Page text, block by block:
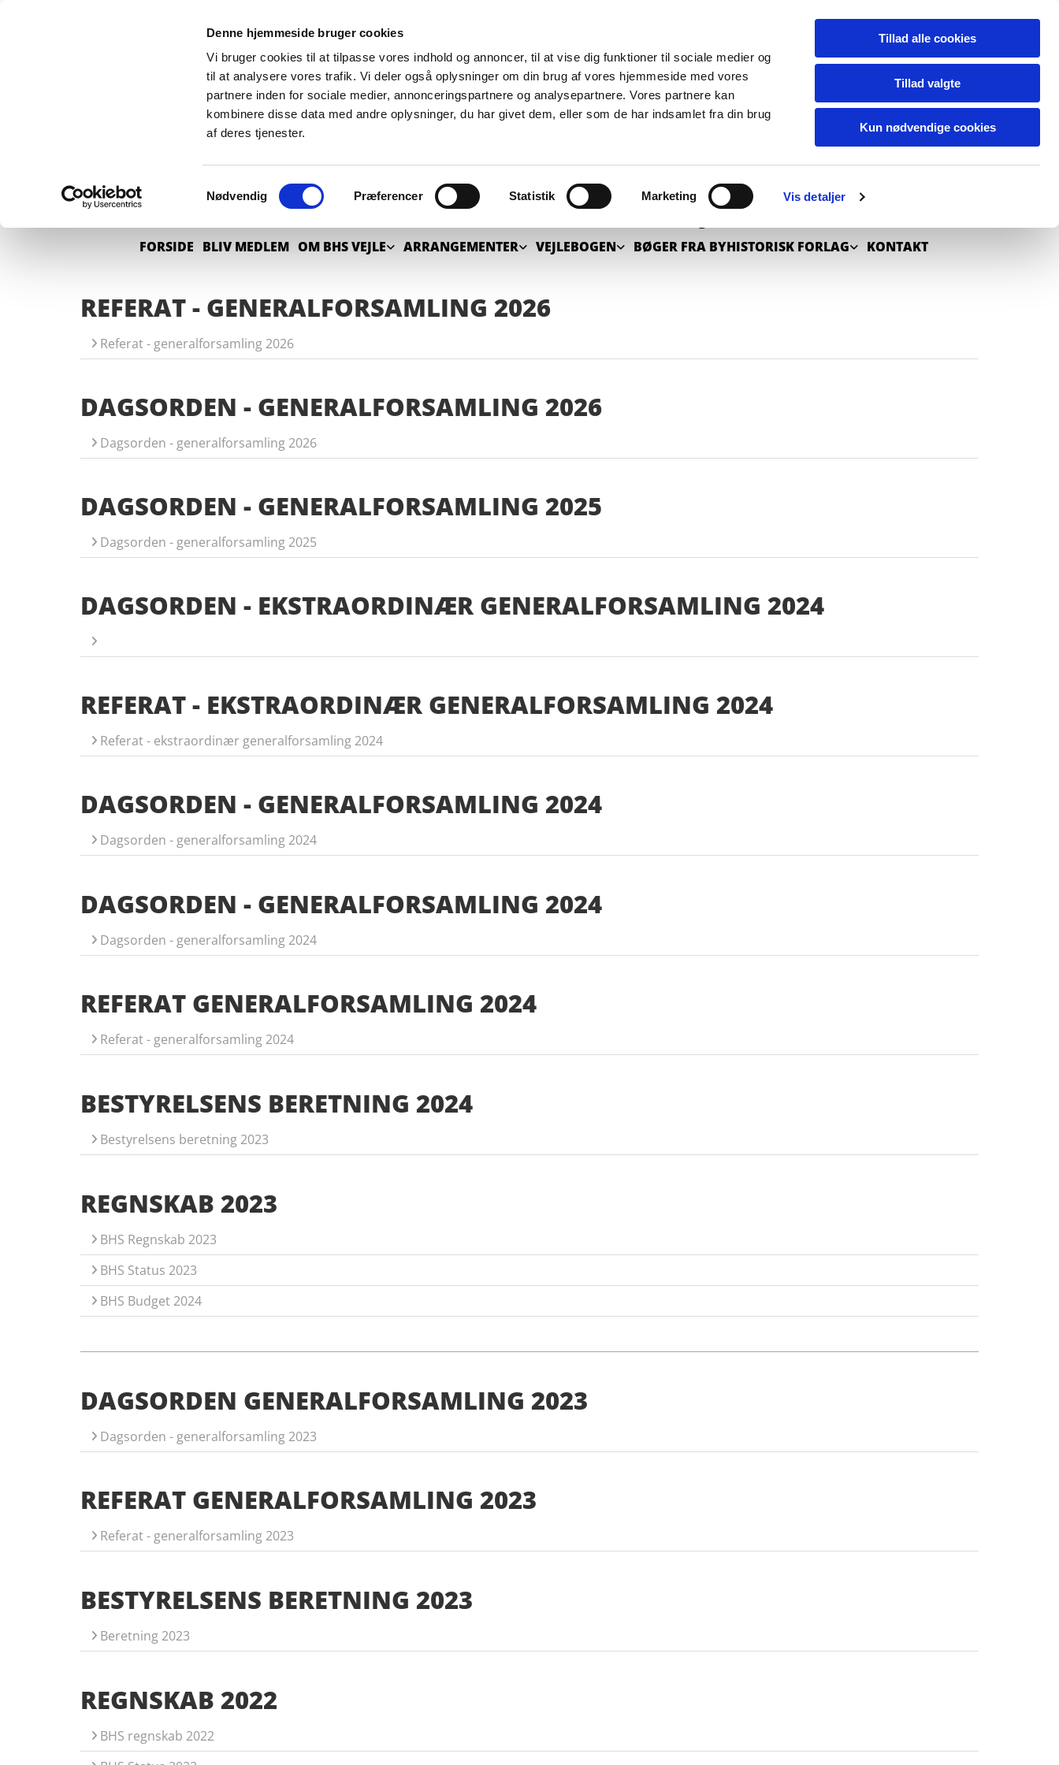
Denne hjemmeside bruger cookies
Vi bruger cookies til at tilpasse vores indhold og annoncer, til at vise dig funktioner til sociale medier og
til at analysere vores trafik. Vi deler også oplysninger om din brug af vores hjemmeside med vores
partnere inden for sociale medier, annonceringspartnere og analysepartnere. Vores partnere kan
kombinere disse data med andre oplysninger, du har givet dem, eller som de har indsamlet fra din brug
af deres tjenester.
Nødvendig Præferencer Statistik Marketing Vis detaljer
Tillad alle cookies
Tillad valgte
Kun nødvendige cookies
BYHISTORISK SELSKAB FOR VEJLE
FORSIDE BLIV MEDLEM OM BHS VEJLE ARRANGEMENTER VEJLEBOGEN BØGER FRA BYHISTORISK FORLAG KONTAKT
REFERAT - GENERALFORSAMLING 2026
Referat - generalforsamling 2026
DAGSORDEN - GENERALFORSAMLING 2026
Dagsorden - generalforsamling 2026
DAGSORDEN - GENERALFORSAMLING 2025
Dagsorden - generalforsamling 2025
DAGSORDEN - EKSTRAORDINÆR GENERALFORSAMLING 2024
REFERAT - EKSTRAORDINÆR GENERALFORSAMLING 2024
Referat - ekstraordinær generalforsamling 2024
DAGSORDEN - GENERALFORSAMLING 2024
Dagsorden - generalforsamling 2024
DAGSORDEN - GENERALFORSAMLING 2024
Dagsorden - generalforsamling 2024
REFERAT GENERALFORSAMLING 2024
Referat - generalforsamling 2024
BESTYRELSENS BERETNING 2024
Bestyrelsens beretning 2023
REGNSKAB 2023
BHS Regnskab 2023
BHS Status 2023
BHS Budget 2024
DAGSORDEN GENERALFORSAMLING 2023
Dagsorden - generalforsamling 2023
REFERAT GENERALFORSAMLING 2023
Referat - generalforsamling 2023
BESTYRELSENS BERETNING 2023
Beretning 2023
REGNSKAB 2022
BHS regnskab 2022